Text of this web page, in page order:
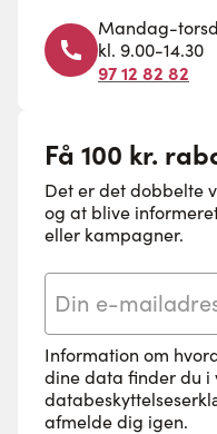
Mandag-
kl. 9.00-14.30
97 12 82 82
Få 100 kr.
Det er det
og at blive
eller kampagner.
Information om
dine data finder du i
afmelde dig igen.